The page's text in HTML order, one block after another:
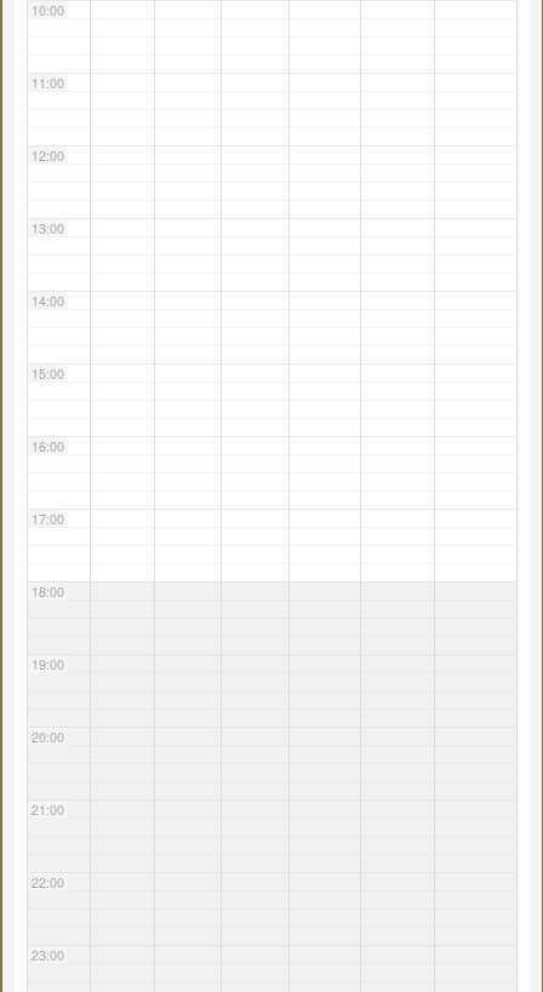
10:00
11:00
12:00
13:00
14:00
15:00
16:00
17:00
18:00
19:00
20:00
21:00
22:00
23:00